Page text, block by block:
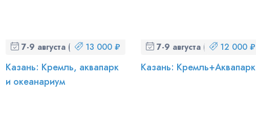
7-9 августа (пт-вс)13 000 ₽
Казань: Кремль, аквапарк
и океанариум
7-9 августа (пт-вс)12 000 ₽
Казань: Кремль+Аквапарк